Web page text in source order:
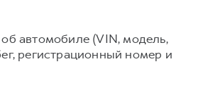
автомобиле (VIN, модель,
регистрационный номер и